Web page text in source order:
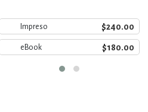
Impreso $240.00
eBook $180.00